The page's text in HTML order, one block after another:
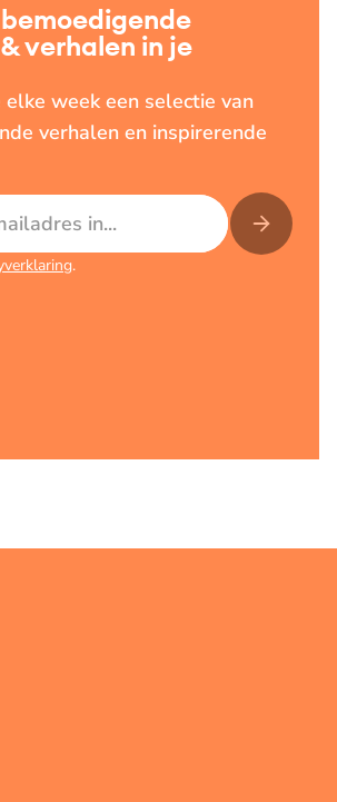
verhalen in je
week een selectie van
verhalen en inspirerende
.